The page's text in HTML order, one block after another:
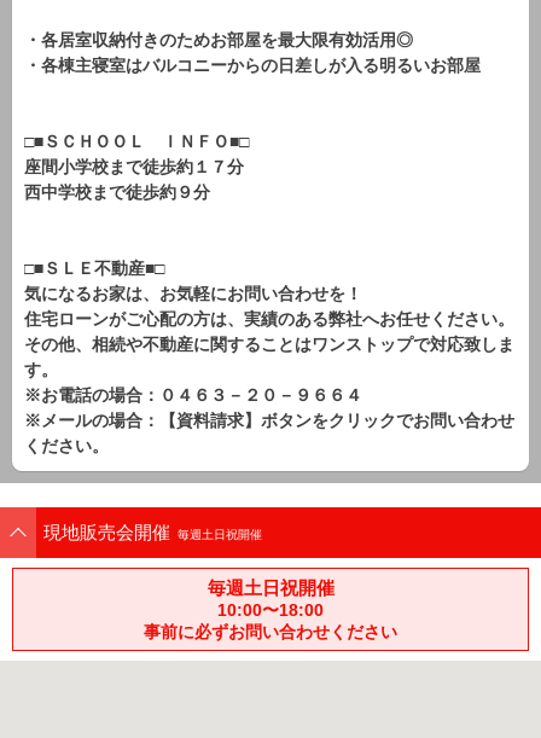
・各居室収納付きのためお部屋を最大限有効活用◎
・各棟主寝室はバルコニーからの日差しが入る明るいお部屋
□■ＳＣＨＯＯＬ ＩＮＦＯ■□
座間小学校まで徒歩約１７分
西中学校まで徒歩約９分
□■ＳＬＥ不動産■□
気になるお家は、お気軽にお問い合わせを！
住宅ローンがご心配の方は、実績のある弊社へお任せください。
その他、相続や不動産に関することはワンストップで対応致しま
す。
※お電話の場合：０４６３－２０－９６６４
※メールの場合：【資料請求】ボタンをクリックでお問い合わせ
ください。
現地販売会開催 毎週土日祝開催
毎週土日祝開催
10:00〜18:00
事前に必ずお問い合わせください